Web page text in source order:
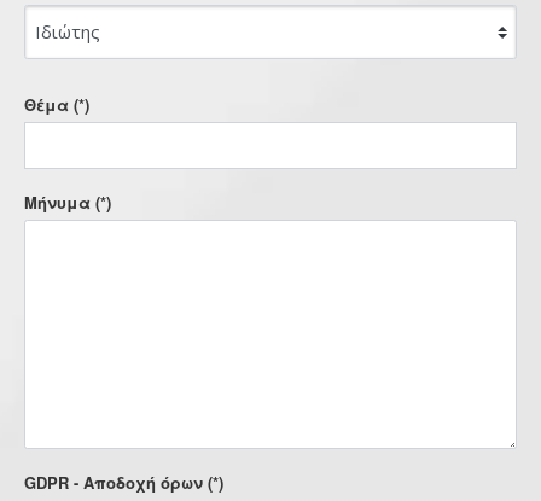
Θέμα (*)
Μήνυμα (*)
GDPR - Αποδοχή όρων (*)